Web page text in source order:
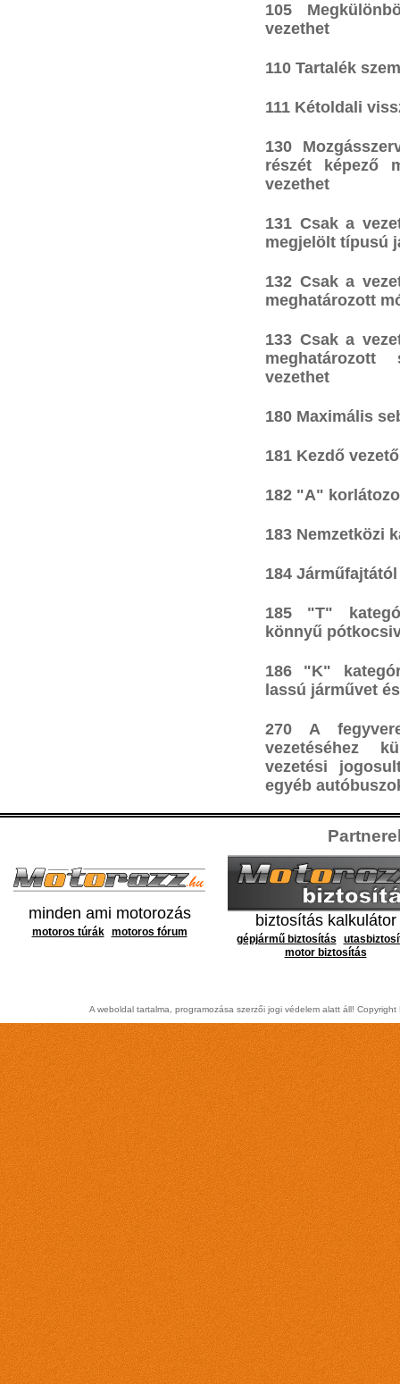
105
vezethet
110 Tartalék
111 Kétoldali
130
részét képező
vezethet
131 Csak a
megjelölt típusú
132 Csak a
meghatározott
133 Csak a
meghatározott
vezethet
180 Maximális
181 Kezdő
182 "A"
183 Nemzetközi
184
185 "T"
könnyű
186 "K"
lassú járművet
270 A
vezetéséhez
vezetési
egyéb
minden ami motorozás
motoros túrák motoros fórum
biztosítás kalkulátor
gépjármű biztosítás
motor biztosítás
A weboldal tartalma, programozása szerzői jogi védelem alatt áll!